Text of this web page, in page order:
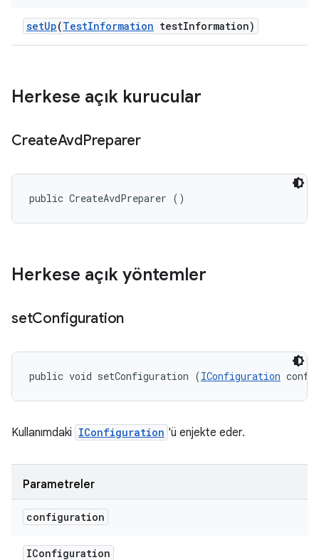
setUp(TestInformation testInformation)
Herkese açık kurucular
CreateAvdPreparer
public CreateAvdPreparer ()
Herkese açık yöntemler
setConfiguration
public void setConfiguration (IConfiguration
Kullanımdaki IConfiguration 'ü enjekte eder.
Parametreler
configuration
IConfiguration